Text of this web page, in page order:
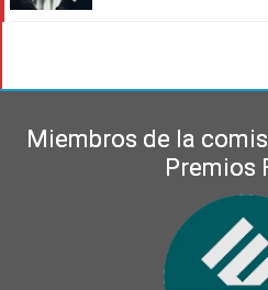
Miembros de la
Premios